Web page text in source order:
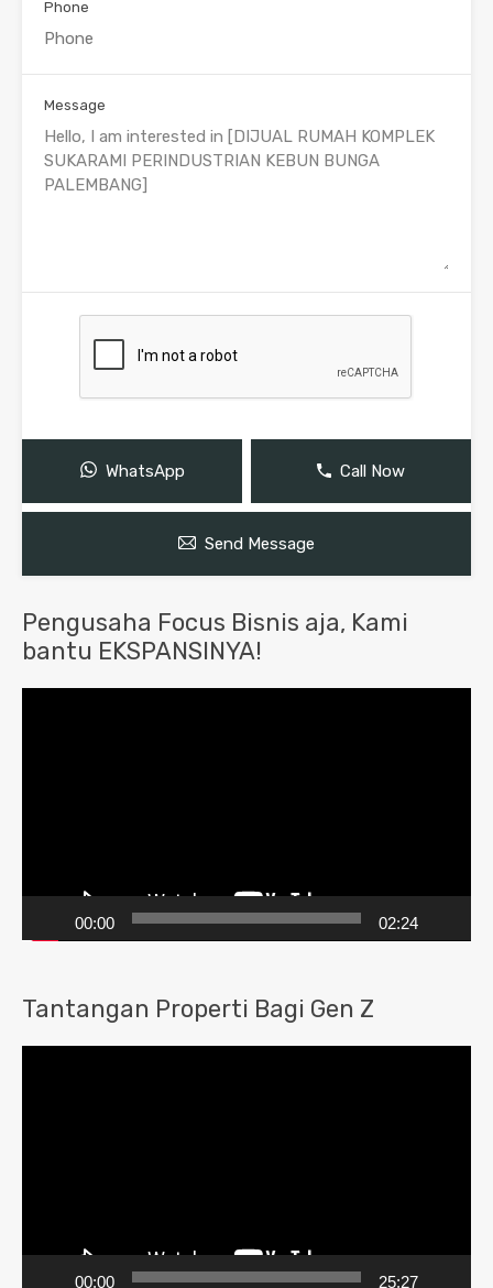
Phone
Message
WhatsApp Call Now
Send Message
Pengusaha Focus Bisnis aja, Kami
bantu EKSPANSINYA!
00:00 02:24
Tantangan Properti Bagi Gen Z
00:00 25:27